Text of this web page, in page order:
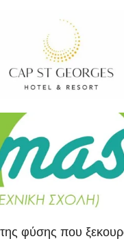
της φύσης που